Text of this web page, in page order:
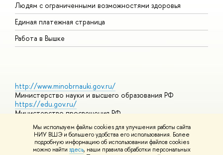
Мы используем файлы cookies для улучшения работы сайта
НИУ ВШЭ и большего удобства его использования. Более
подробную информацию об использовании файлов cookies
можно найти здесь, наши правила обработки персональных
Людям с ограниченными возможностями здоровья
Единая платежная страница
Работа в Вышке
http://www.minobrnauki.gov.ru/
Министерство науки и высшего образования РФ
https://edu.gov.ru/
Министерство просвещения РФ
https://elearning.hse.ru/mooc
Массовые открытые онлайн-курсы